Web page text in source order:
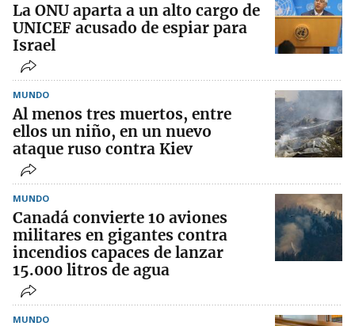
La ONU aparta a un alto cargo de
UNICEF acusado de espiar para
Israel
MUNDO
Al menos tres muertos, entre
ellos un niño, en un nuevo
ataque ruso contra Kiev
MUNDO
Canadá convierte 10 aviones
militares en gigantes contra
incendios capaces de lanzar
15.000 litros de agua
MUNDO